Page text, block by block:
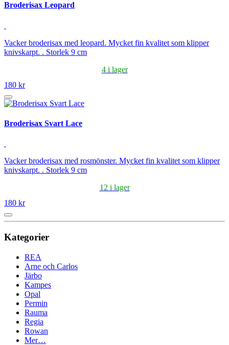
Broderisax Leopard
Vacker broderisax med leopard. Mycket fin kvalitet som klipper
knivskarpt. . Storlek 9 cm
4 i lager
180 kr
Broderisax Svart Lace
Vacker broderisax med rosmönster. Mycket fin kvalitet som klipper
knivskarpt. . Storlek 9 cm
12 i lager
180 kr
Kategorier
REA
Arne och Carlos
Järbo
Kampes
Opal
Permin
Rauma
Regia
Rowan
Mer…